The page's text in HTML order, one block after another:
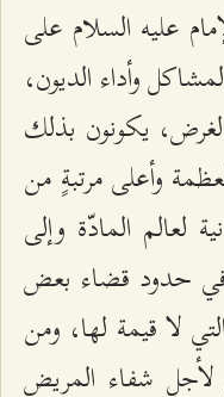
عليه السلام على
وأداء الديون،
يكونون بذلك
وأعلى مرتبةٍ من
لعالم المادّة وإلى
حدود قضاء بعض
لا قيمة لها، ومن
لأجل شفاء المريض